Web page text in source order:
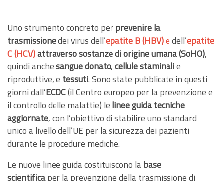
Uno strumento concreto perprevenire la
trasmissionedei virus dell’epatite B (HBV)edell’epatite
C (HCV)attraverso sostanze di origine umana (SoHO),
quindi anchesangue donato,cellule staminalie
riproduttive, e tessuti. Sono state pubblicate in questi
giorni dall’ECDC(il Centro europeo per la prevenzione e
il controllo delle malattie) le linee guida tecniche
aggiornate, con l’obiettivo di stabilire uno standard
unico a livello dell’UE per la sicurezza dei pazienti
durante le procedure mediche.
Le nuove linee guida costituiscono labase
scientificaper la prevenzione della trasmissione di